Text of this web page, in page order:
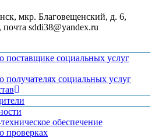
мкр. Благовещенский, д. 6,
sddi38@yandex.ru
поставщике социальных услуг
социальных услуг
обеспечение
проверках